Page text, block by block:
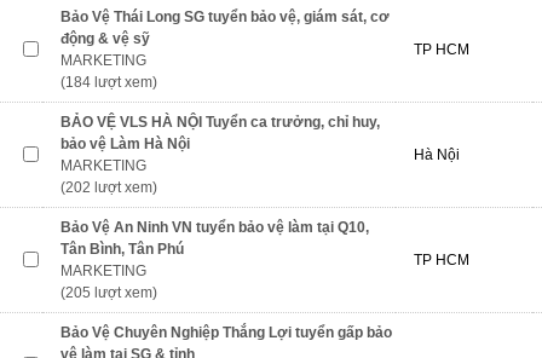
Bảo Vệ Thái Long SG tuyển bảo vệ, giám sát, cơ
động & vệ sỹ
MARKETING
(184 lượt xem)
TP HCM
BẢO VỆ VLS HÀ NỘI Tuyển ca trưởng, chỉ huy,
bảo vệ Làm Hà Nội
MARKETING
(202 lượt xem)
Hà Nội
Bảo Vệ An Ninh VN tuyển bảo vệ làm tại Q10,
Tân Bình, Tân Phú
MARKETING
(205 lượt xem)
TP HCM
Bảo Vệ Chuyên Nghiệp Thắng Lợi tuyển gấp bảo
vệ làm tại SG & tỉnh